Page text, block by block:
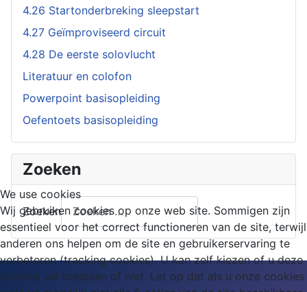
4.26 Startonderbreking sleepstart
4.27 Geïmproviseerd circuit
4.28 De eerste solovlucht
Literatuur en colofon
Powerpoint basisopleiding
Oefentoets basisopleiding
Zoeken
Zoeken
We use cookies
Wij gebruiken cookies op onze web site. Sommigen zijn
essentieel voor het correct functioneren van de site, terwijl
anderen ons helpen om de site en gebruikerservaring te
verbeteren (tracking cookies). U kan zelf kiezen of u deze
cookies wil toestaan of niet. Let op dat als u onze cookies